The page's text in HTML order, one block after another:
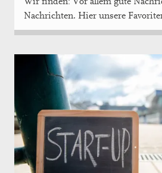
Nachrichten. Hier unsere